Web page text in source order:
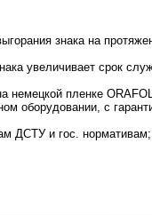
знака на
увеличивает срок
немецкой пленке
оборудовании, с
ДСТУ и гос. нормативам;